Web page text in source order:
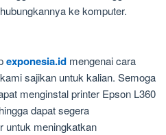
ke komputer.
exponesia.id mengenai cara
sajikan untuk kalian. Semoga
menginstal printer Epson L360
dapat segera
untuk meningkatkan